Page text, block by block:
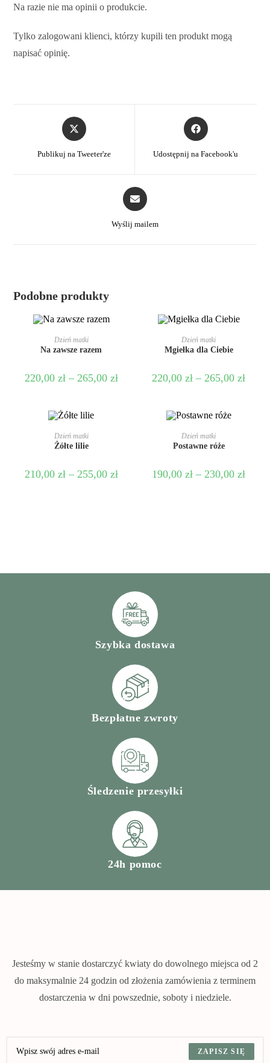
Na razie nie ma opinii o produkcie.
Tylko zalogowani klienci, którzy kupili ten produkt mogą
napisać opinię.
Publikuj na Tweeter'ze Udostępnij na Facebook'u
Wyślij mailem
Podobne produkty
WYBIERZ OPCJE
Dzień matki
Na zawsze razem
220,00 zł – 265,00 zł
WYBIERZ OPCJE
Dzień matki
Mgiełka dla Ciebie
220,00zł – 265,00zł
WYBIERZ OPCJE
Dzień matki
Żółte lilie
210,00 zł – 255,00 zł
WYBIERZ OPCJE
Dzień matki
Postawne róże
190,00zł – 230,00zł
Szybka dostawa
Bezpłatne zwroty
Śledzenie przesyłki
24h pomoc
Jesteśmy w stanie dostarczyć kwiaty do dowolnego miejsca od 2
do maksymalnie 24 godzin od złożenia zamówienia z terminem
dostarczenia w dni powszednie, soboty i niedziele.
ZAPISZ SIĘ